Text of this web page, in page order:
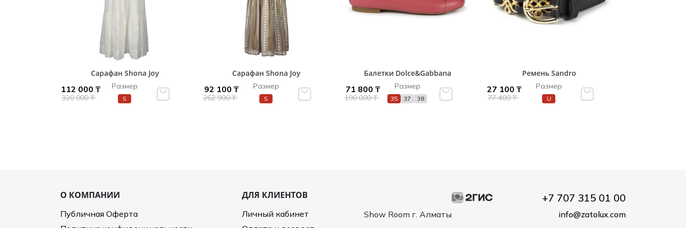
Сарафан Shona Joy
112 000 ₸
320 000 ₸
Размер
S
Сарафан Shona Joy
92 100 ₸
262 900 ₸
Размер
S
Балетки Dolce&Gabbana
71 800 ₸
190 000 ₸
Размер
35 37 38
Ремень Sandro
27 100 ₸
77 400 ₸
Размер
U
О КОМПАНИИ
Публичная Оферта
ДЛЯ КЛИЕНТОВ
Личный кабинет
Show Room г. Алматы
+7 707 315 01 00
info@zatolux.com